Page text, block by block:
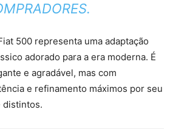
500 representa uma adaptação
adorado para a era moderna. É
e agradável, mas com
e refinamento máximos por seu
distintos.